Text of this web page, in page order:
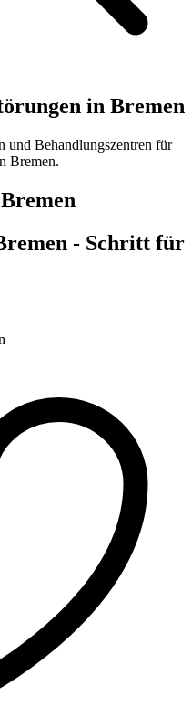
in Bremen
und Behandlungszentren für
Bremen.
- Schritt für